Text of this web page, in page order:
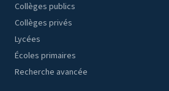
Collèges publics
Collèges privés
Lycées
Écoles primaires
Recherche avancée